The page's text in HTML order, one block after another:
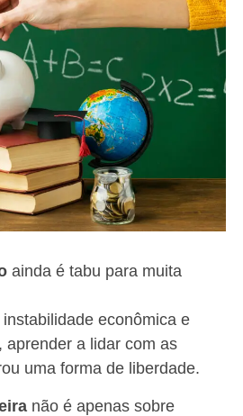
ainda é tabu para muita
econômica e
aprender a lidar com as
uma forma de liberdade.
não é apenas sobre